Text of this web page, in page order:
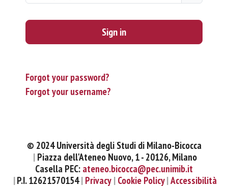
Sign in
Forgot your password?
Forgot your username?
© 2024 Università degli Studi di Milano-Bicocca
Piazza dell'Ateneo Nuovo, 1 - 20126, Milano
Casella PEC: ateneo.bicocca@pec.unimib.it
P.I. 12621570154 Privacy Cookie Policy Accessibilità